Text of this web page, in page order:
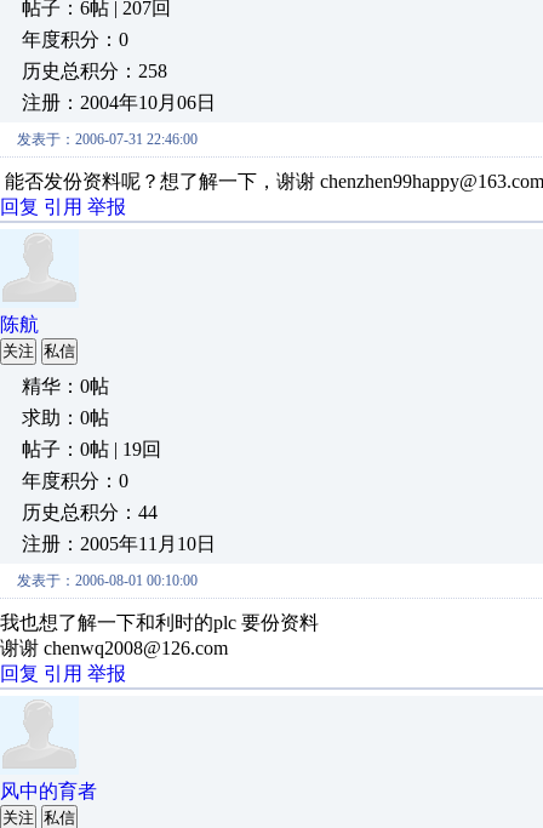
帖子：6帖 | 207回
年度积分：0
历史总积分：258
注册：2004年10月06日
发表于：2006-07-31 22:46:00
能否发份资料呢？想了解一下，谢谢 chenzhen99happy@163.com
回复 引用 举报
陈航
关注 私信
精华：0帖
求助：0帖
帖子：0帖 | 19回
年度积分：0
历史总积分：44
注册：2005年11月10日
发表于：2006-08-01 00:10:00
我也想了解一下和利时的plc 要份资料
谢谢 chenwq2008@126.com
回复 引用 举报
风中的育者
关注 私信